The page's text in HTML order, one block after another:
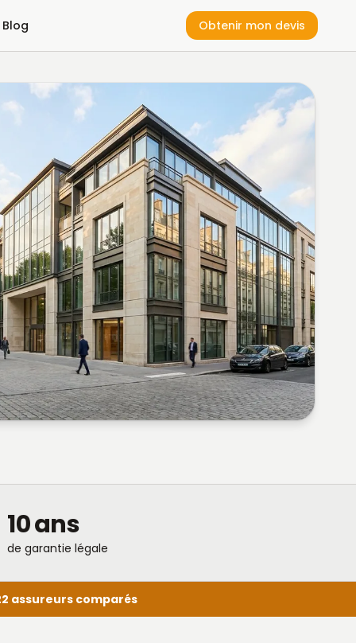
Blog Obtenir mon devis
10 ans
de garantie légale
assureurs comparés